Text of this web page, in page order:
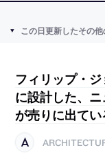
この日更新したその
フィリップ・
に設計した、
が売りに出て